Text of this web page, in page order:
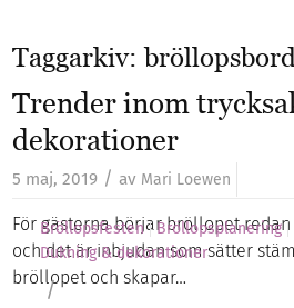
Taggarkiv:
Trender inom
dekorationer
5 maj, 2019 / av Mari Loewen
För gästerna börjar bröllopet
och det är inbjudan som sätter
bröllopet och skapar…
Bröllopsfesten
Bröllopsplanering
Dukning & dekorationer
/